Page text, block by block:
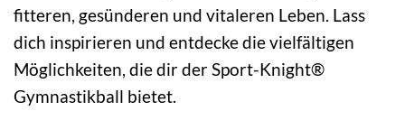
fitteren, gesünderen und vitaleren Leben. Lass
dich inspirieren und entdecke die vielfältigen
Möglichkeiten, die dir der Sport-Knight®
Gymnastikball bietet.